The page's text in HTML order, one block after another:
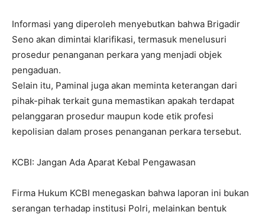
Informasi yang diperoleh menyebutkan bahwa Brigadir
Seno akan dimintai klarifikasi, termasuk menelusuri
prosedur penanganan perkara yang menjadi objek
pengaduan.
Selain itu, Paminal juga akan meminta keterangan dari
pihak-pihak terkait guna memastikan apakah terdapat
pelanggaran prosedur maupun kode etik profesi
kepolisian dalam proses penanganan perkara tersebut.
KCBI: Jangan Ada Aparat Kebal Pengawasan
Firma Hukum KCBI menegaskan bahwa laporan ini bukan
serangan terhadap institusi Polri, melainkan bentuk